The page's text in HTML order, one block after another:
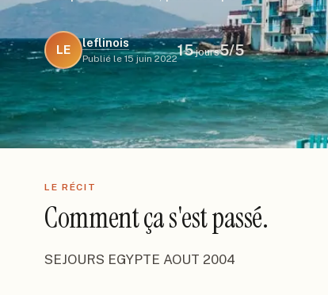
LE
leflinois
Publié le 15 juin 2022
15jours5/5
LE RÉCIT
Comment ça s'est passé.
SEJOURS EGYPTE AOUT 2004